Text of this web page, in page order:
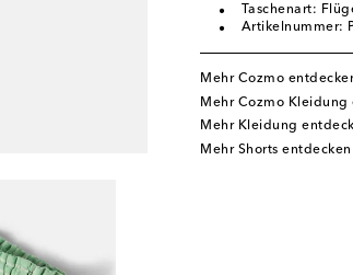
Taschenart:
Artikelnummer:
Mehr Cozmo
Mehr Cozmo Kleidung
Mehr Kleidung
Mehr Shorts entdecken